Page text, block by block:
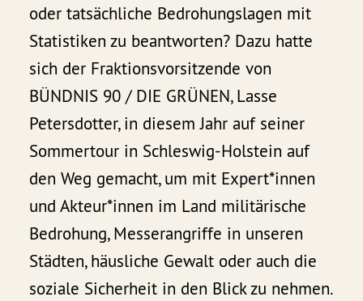
oder tatsächliche Bedrohungslagen mit
Statistiken zu beantworten? Dazu hatte
sich der Fraktionsvorsitzende von
BÜNDNIS 90 / DIE GRÜNEN, Lasse
Petersdotter, in diesem Jahr auf seiner
Sommertour in Schleswig-Holstein auf
den Weg gemacht, um mit Expert*innen
und Akteur*innen im Land militärische
Bedrohung, Messerangriffe in unseren
Städten, häusliche Gewalt oder auch die
soziale Sicherheit in den Blick zu nehmen.